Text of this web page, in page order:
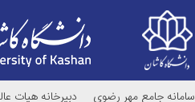
سامانه جامع مهر رضوی دبیرخانه هیات